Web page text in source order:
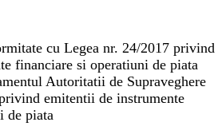
cu Legea nr. 24/2017 privind
financiare si operatiuni de piata
Autoritatii de Supraveghere
emitentii de instrumente
de piata